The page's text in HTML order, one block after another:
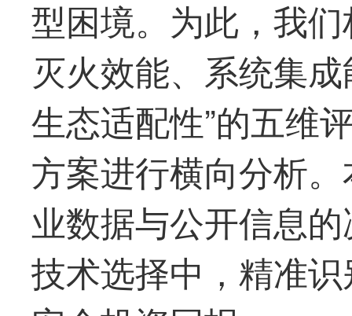
型困境。为此，我
灭火效能、系统集
生态适配性”的五维
方案进行横向分析
业数据与公开信息
技术选择中，精准